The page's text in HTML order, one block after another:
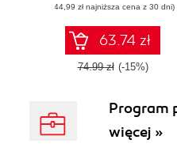
(44,99 zł najniższa cena z 30 dni)
63.74 zł
74.99 zł (-15%)
Program
więcej »